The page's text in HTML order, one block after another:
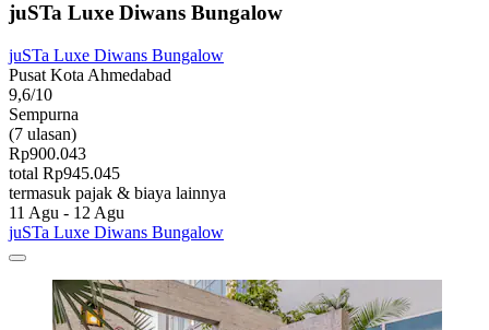
juSTa Luxe Diwans Bungalow
juSTa Luxe Diwans Bungalow
Pusat Kota Ahmedabad
9,6/10
Sempurna
(7 ulasan)
Rp900.043
total Rp945.045
termasuk pajak & biaya lainnya
11 Agu - 12 Agu
juSTa Luxe Diwans Bungalow